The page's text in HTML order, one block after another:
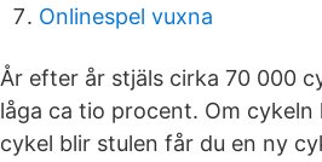
Onlinespel vuxna
År efter år stjäls cirka 70 000
låga ca tio procent. Om
cykel blir stulen får du en ny